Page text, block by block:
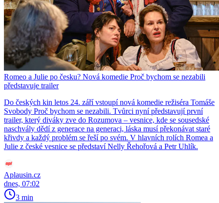
Romeo a Julie po česku? Nová komedie Proč bychom se nezabili
představuje trailer
Do českých kin letos 24. září vstoupí nová komedie režiséra Tomáše
Svobody Proč bychom se nezabili. Tvůrci nyní představují první
trailer, který diváky zve do Rozumova – vesnice, kde se sousedské
naschvály dědí z generace na generaci, láska musí překonávat staré
křivdy a každý problém se řeší po svém. V hlavních rolích Romea a
Julie z české vesnice se představí Nelly Řehořová a Petr Uhlík.
Aplausin.cz
dnes, 07:02
3 min